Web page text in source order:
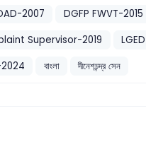
2007 DGFP FWVT-2015
Supervisor-2019
বাংলা দীনেশচন্দ্র সেন